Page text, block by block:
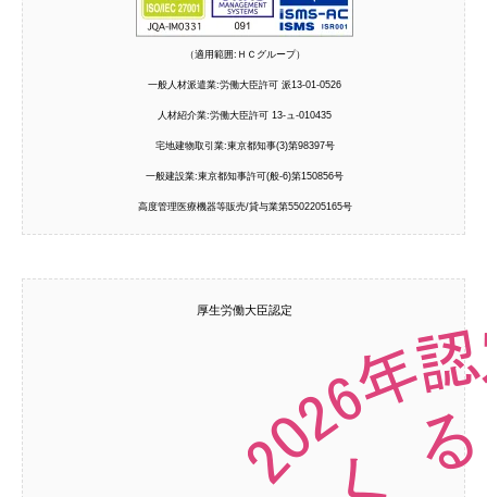
（適用範囲:ＨＣグループ）
一般人材派遣業:労働大臣許可 派13-01-0526
人材紹介業:労働大臣許可 13-ュ-010435
宅地建物取引業:東京都知事(3)第98397号
一般建設業:東京都知事許可(般-6)第150856号
高度管理医療機器等販売/貸与業第5502205165号
厚生労働大臣認定